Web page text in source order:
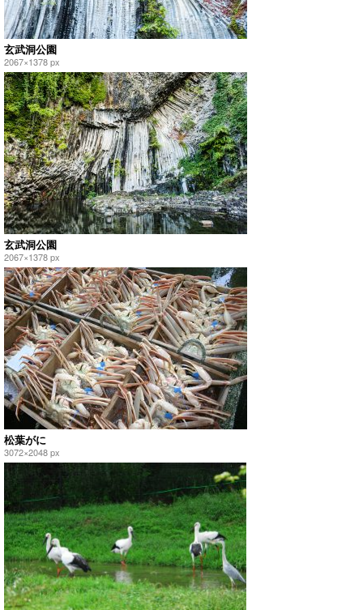
玄武洞公園
2067×1378 px
玄武洞公園
2067×1378 px
松葉がに
3072×2048 px